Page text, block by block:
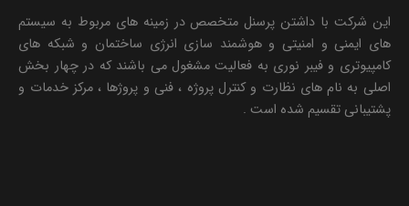
این شرکت با داشتن پرسنل متخصص در زمینه های مربوط به سیستم
های ایمنی و امنیتی و هوشمند سازی انرژی ساختمان و شبکه های
کامپیوتری و فیبر نوری به فعالیت مشغول می باشند که در چهار بخش
اصلی به نام های نظارت و کنترل پروژه ، فنی و پروژها ، مرکز خدمات و
پشتیبانی تقسیم شده است .